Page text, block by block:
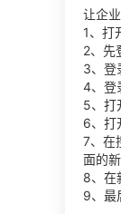
让企
1、打
2、先
3、登
4、登
5、打
6、打
7、在
面的新
8、在
9、最